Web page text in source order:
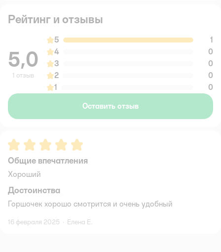
Рейтинг и отзывы
5,0
1 отзыв
5
1
4
0
3
0
2
0
1
0
Оставить отзыв
Рейтинг:5
Общие впечатления
Хороший
Достоинства
Горшочек хорошо смотрится и очень удобный
16 февраля 2025 · Елена Е.